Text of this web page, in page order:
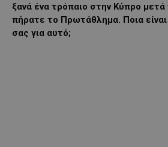
ξανά ένα τρόπαιο στην Κύπρο
πήρατε το Πρωτάθλημα. Ποια
σας για αυτό;